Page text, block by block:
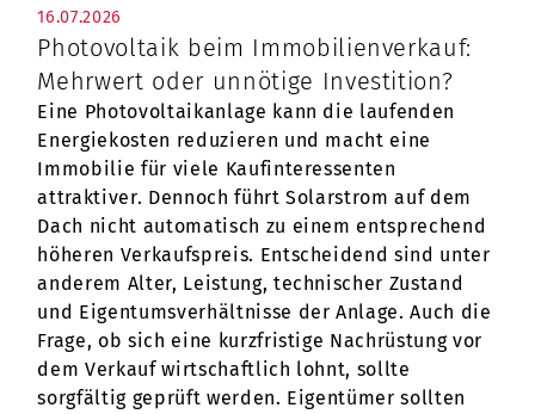
16.07.2026
Photovoltaik beim Immobilienverkauf:
Mehrwert oder unnötige Investition?
Eine Photovoltaikanlage kann die laufenden
Energiekosten reduzieren und macht eine
Immobilie für viele Kaufinteressenten
attraktiver. Dennoch führt Solarstrom auf dem
Dach nicht automatisch zu einem entsprechend
höheren Verkaufspreis. Entscheidend sind unter
anderem Alter, Leistung, technischer Zustand
und Eigentumsverhältnisse der Anlage. Auch die
Frage, ob sich eine kurzfristige Nachrüstung vor
dem Verkauf wirtschaftlich lohnt, sollte
sorgfältig geprüft werden. Eigentümer sollten